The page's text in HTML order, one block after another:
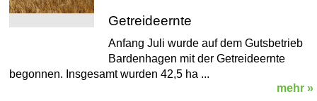
Getreideernte
Anfang Juli wurde auf dem Gutsbetrieb
Bardenhagen mit der Getreideernte
begonnen. Insgesamt wurden 42,5 ha ...
mehr »